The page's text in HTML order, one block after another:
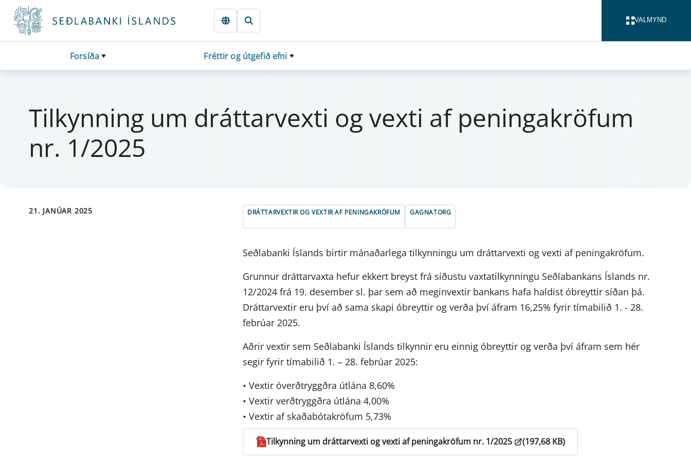
Fara beint í Meginmál
VALMYND
Forsíða Fréttir og útgefið efni
Til­kynn­ing um drá­tt­a­rvexti og vexti af pen­inga­krö­f­um
nr. 1/2025
21. JANÚAR 2025 DRÁTTARVEXTIR OG VEXTIR AF PENINGAKRÖFUM GAGNATORG
Seðlabanki Íslands birtir mánaðarlega tilkynningu um dráttarvexti og vexti af peningakröfum.
Grunnur dráttarvaxta hefur ekkert breyst frá síðustu vaxtatilkynningu Seðlabankans Íslands nr.
12/2024 frá 19. desember sl. þar sem að meginvextir bankans hafa haldist óbreyttir síðan þá.
Dráttarvextir eru því að sama skapi óbreyttir og verða því áfram 16,25% fyrir tímabilið 1. - 28.
febrúar 2025.
Aðrir vextir sem Seðlabanki Íslands tilkynnir eru einnig óbreyttir og verða því áfram sem hér
segir fyrir tímabilið 1. – 28. febrúar 2025:
• Vextir óverðtryggðra útlána 8,60%
• Vextir verðtryggðra útlána 4,00%
• Vextir af skaðabótakröfum 5,73%
Tilkynning um dráttarvexti og vexti af peningakröfum nr. 1/2025 (197,68 KB)